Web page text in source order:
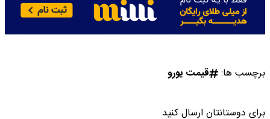
برچسب ها: قیمت یورو
برای دوستانتان ارسال کنید